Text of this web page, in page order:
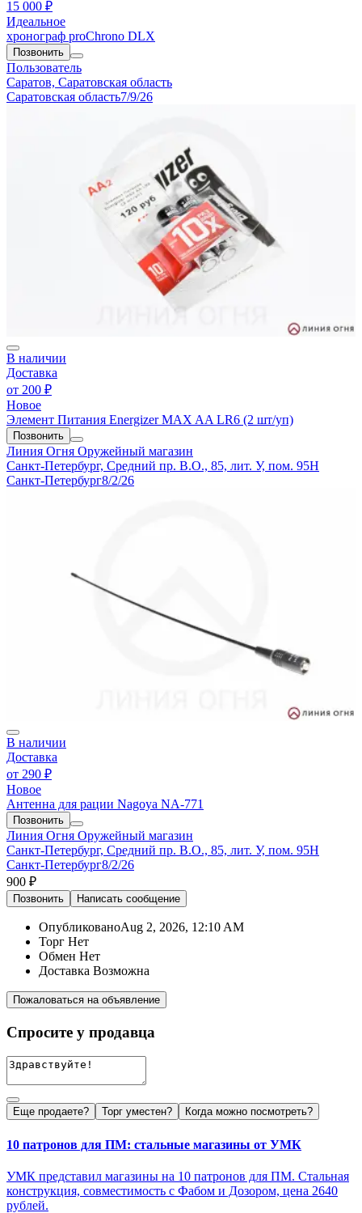
15 000 ₽
Идеальное
хронограф proChrono DLX
Позвонить
Пользователь
Саратов, Саратовская область
Саратовская область7/9/26
В наличии
Доставка
от 200 ₽
Новое
Элемент Питания Energizer MAX AA LR6 (2 шт/уп)
Позвонить
Линия Огня Оружейный магазин
Санкт-Петербург, Средний пр. В.О., 85, лит. У, пом. 95Н
Санкт-Петербург8/2/26
В наличии
Доставка
от 290 ₽
Новое
Антенна для рации Nagoya NA-771
Позвонить
Линия Огня Оружейный магазин
Санкт-Петербург, Средний пр. В.О., 85, лит. У, пом. 95Н
Санкт-Петербург8/2/26
900 ₽
Позвонить Написать сообщение
ОпубликованоAug 2, 2026, 12:10 AM
Торг Нет
Обмен Нет
Доставка Возможна
Пожаловаться на объявление
Спросите у продавца
Еще продаете? Торг уместен? Когда можно посмотреть?
10 патронов для ПМ: стальные магазины от УМК
УМК представил магазины на 10 патронов для ПМ. Стальная
конструкция, совместимость с Фабом и Дозором, цена 2640
рублей.